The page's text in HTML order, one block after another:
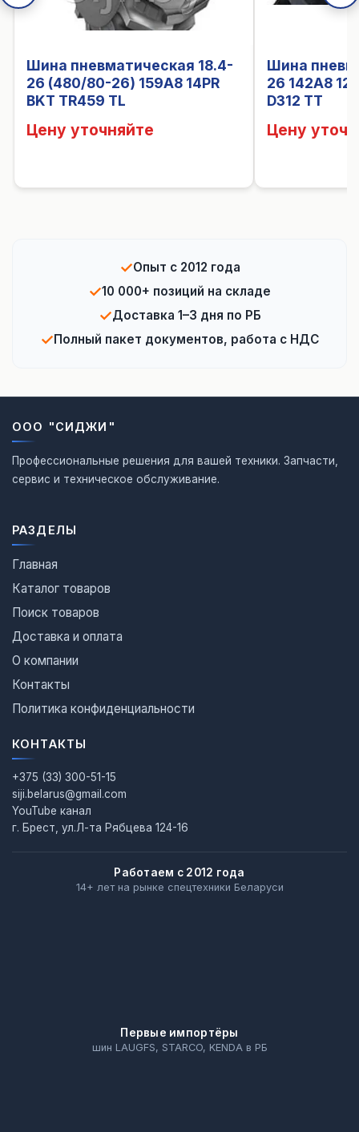
Шина пневматическая 18.4-
26 (480/80-26) 159A8 14PR
BKT TR459 TL
Цену уточняйте
Шина
26 142A8
D312 TT
Цену
✓Опыт с 2012 года
✓10 000+ позиций на складе
✓Доставка 1–3 дня по РБ
✓ Полный пакет документов, работа с НДС
ООО "СИДЖИ"
Профессиональные решения для вашей техники. Запчасти,
сервис и техническое обслуживание.
РАЗДЕЛЫ
Главная
Каталог товаров
Поиск товаров
Доставка и оплата
О компании
Контакты
Политика конфиденциальности
КОНТАКТЫ
+375 (33) 300-51-15
siji.belarus@gmail.com
YouTube канал
г. Брест, ул.Л-та Рябцева 124-16
Работаем с 2012 года
14+ лет на рынке спецтехники Беларуси
Первые импортёры
шин LAUGFS, STARCO, KENDA в РБ